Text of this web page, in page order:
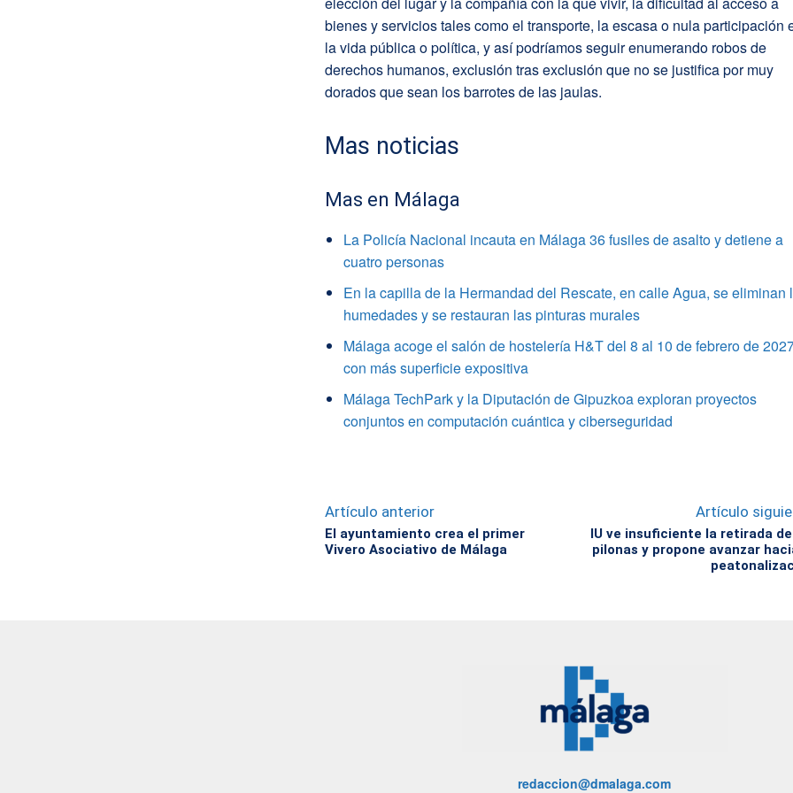
bienes y servicios tales como el transporte, la escasa o nula participación
la vida pública o política, y así podríamos seguir enumerando robos de
derechos humanos, exclusión tras exclusión que no se justifica por muy
dorados que sean los barrotes de las jaulas.
Mas noticias
Mas en Málaga
La Policía Nacional incauta en Málaga 36 fusiles de asalto y detiene a
cuatro personas
En la capilla de la Hermandad del Rescate, en calle Agua, se eliminan
humedades y se restauran las pinturas murales
Málaga acoge el salón de hostelería H&T del 8 al 10 de febrero de
con más superficie expositiva
Málaga TechPark y la Diputación de Gipuzkoa exploran proyectos
conjuntos en computación cuántica y ciberseguridad
Artículo anterior
El ayuntamiento crea el primer
Vivero Asociativo de Málaga
Artículo
IU ve insuficiente la retirada
pilonas y propone avanzar
redaccion@dmalaga.com